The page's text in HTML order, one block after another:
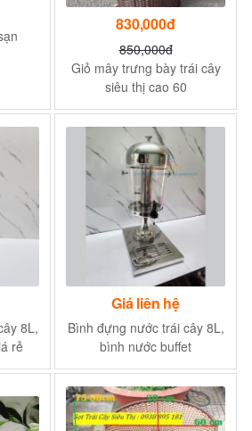
830,000đ
850,000đ
Giỏ mây trưng bày trái cây
siêu thị cao 60
8L,
rẻ
Giá liên hệ
Bình đựng nước trái cây 8L,
bình nước buffet